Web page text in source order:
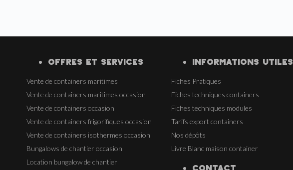
OFFRES ET SERVICES
Vente de containers maritimes
Vente de containers maritimes occasion
Vente de containers occasion
Vente de containers frigorifiques occasion
Vente de containers isothermes occasion
Bungalows de chantier occasion
Location bungalow de chantier
INFORMATIONS UTILES
Fiches Pratiques
Fiches techniques containers
Fiches techniques modules
Tarifs export containers
Nos dépôts
Livre Blanc maison container
CONTACT